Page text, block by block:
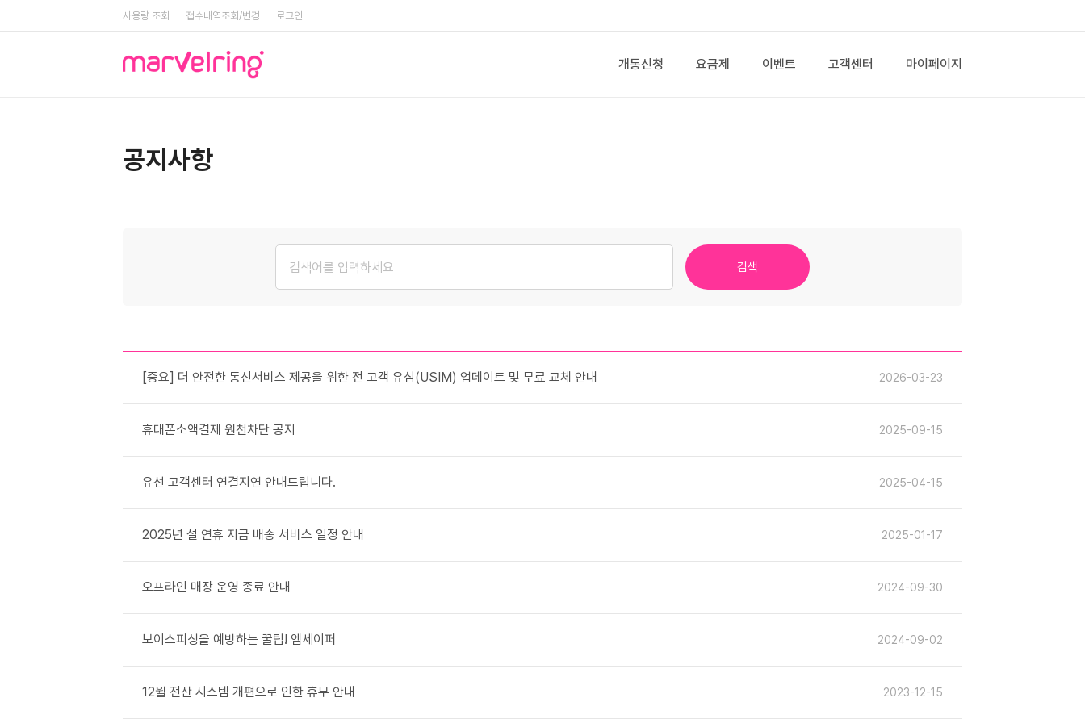
사용량 조회 접수내역조회/변경 로그인
개통신청 요금제 이벤트 고객센터 마이페이지
공지사항
검색
[중요] 더 안전한 통신서비스 제공을 위한 전 고객 유심(USIM) 업데이트 및 무료 교체 안내 2026-03-23
휴대폰소액결제 원천차단 공지 2025-09-15
유선 고객센터 연결지연 안내드립니다. 2025-04-15
2025년 설 연휴 지금 배송 서비스 일정 안내 2025-01-17
오프라인 매장 운영 종료 안내 2024-09-30
보이스피싱을 예방하는 꿀팁! 엠세이퍼 2024-09-02
12월 전산 시스템 개편으로 인한 휴무 안내 2023-12-15